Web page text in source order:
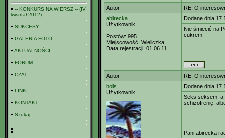
-- KONKURS NA WIERSZ -- (IV
kwartał 2012)
SUKCESY
GALERIA FOTO
AKTUALNOŚCI
FORUM
CZAT
LINKI
KONTAKT
Szukaj
Autor
RE: O
abirecka
Użytkownik
Postów: 995
Miejscowość: Wieliczka
Data rejestracji: 01.06.11
Dodane dnia
Nie śmiecić na
cukrem!
Autor
RE: O
bols
Użytkownik
Dodane dnia
Seks seksem, a
schizofrenię,
Pani abirecka